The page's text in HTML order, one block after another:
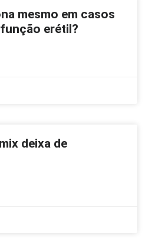
mesmo em casos
erétil?
deixa de